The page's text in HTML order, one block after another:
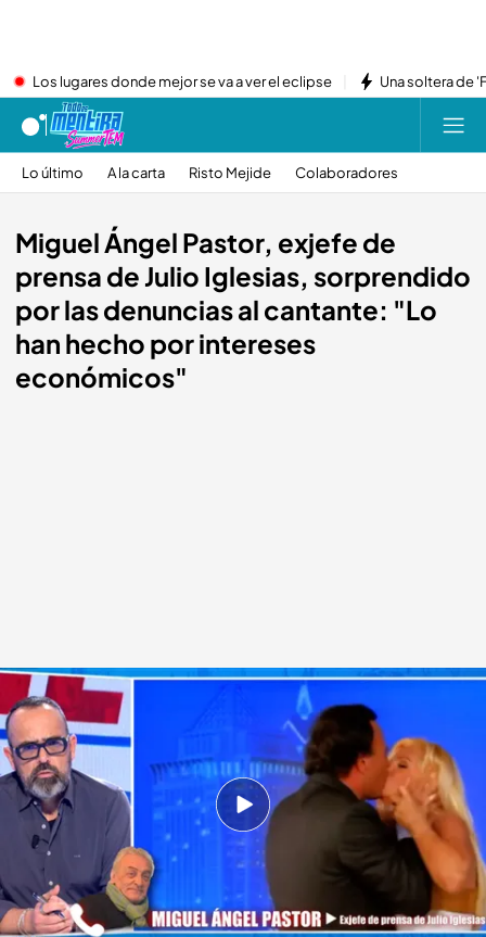
Los lugares donde mejor se va a ver el eclipse Una soltera de
Lo último A la carta Risto Mejide Colaboradores
Miguel Ángel Pastor, exjefe de
prensa de Julio Iglesias, sorprendido
por las denuncias al cantante: "Lo
han hecho por intereses
económicos"
Miguel Ángel Pastor, exjefe de prensa de Julio Iglesias, entra por llamada
telefónica
'Todo es mentira'
Alba de la Orden
Madrid, 13 ENE 2026 - 19:07h.
Miguel Ángel Pastor explica por qué cree que
las denuncias a Julio Iglesias están motivadas
por intereses económicos